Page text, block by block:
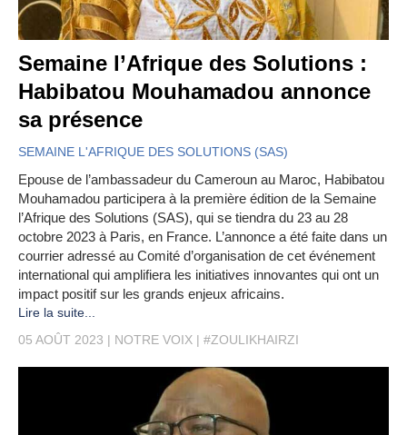
Semaine l’Afrique des Solutions :
Habibatou Mouhamadou annonce
sa présence
SEMAINE L'AFRIQUE DES SOLUTIONS (SAS)
Epouse de l’ambassadeur du Cameroun au Maroc, Habibatou
Mouhamadou participera à la première édition de la Semaine
l’Afrique des Solutions (SAS), qui se tiendra du 23 au 28
octobre 2023 à Paris, en France. L’annonce a été faite dans un
courrier adressé au Comité d’organisation de cet événement
international qui amplifiera les initiatives innovantes qui ont un
impact positif sur les grands enjeux africains.
Lire la suite...
05 AOÛT 2023
NOTRE VOIX #ZOULIKHAIRZI